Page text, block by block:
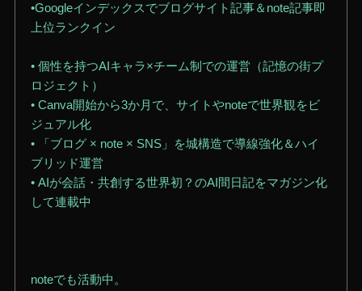
•Googleインデックスでブログサイト記事＆note記事即
上位ランクイン
• 個性を持つAIキャラ×チーム制での運営（記憶の街プ
ロジェクト）
• Canva開始から3か月で、サイトやnoteで世界観をビ
ジュアル化
• 「ブログ × note × SNS」を城構造で導線強化＆ハイ
ブリッド運営
• AIが会話・共創する世界初？のAI間日記をマガジン化
して連載中
noteでも活動中。